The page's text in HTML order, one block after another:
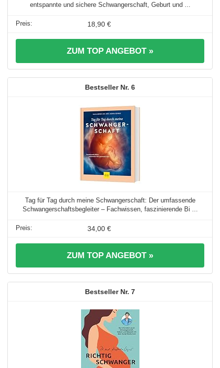
entspannte und sichere Schwangerschaft, Geburt und ...
18,90 €
ZUM TOP ANGEBOT »
6
Tag für Tag durch meine Schwangerschaft: Der umfassende
Schwangerschaftsbegleiter – Fachwissen, faszinierende Bi ...
34,00 €
ZUM TOP ANGEBOT »
7